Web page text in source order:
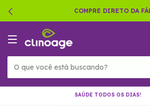
COMPRE DIRETO DA
SAÚDE TODOS OS DIAS!